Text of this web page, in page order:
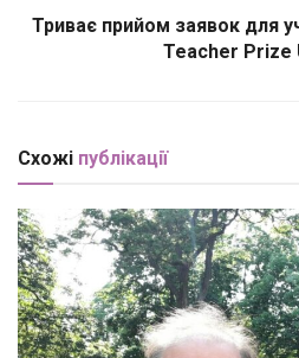
Триває прийом заявок для
Teacher Prize
Схожі публікації